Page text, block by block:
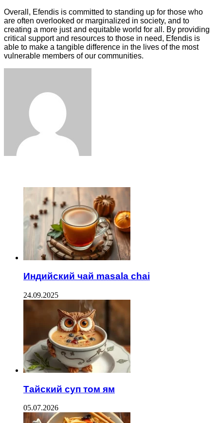
Overall, Efendis is committed to standing up for those who
are often overlooked or marginalized in society, and to
creating a more just and equitable world for all. By providing
critical support and resources to those in need, Efendis is
able to make a tangible difference in the lives of the most
vulnerable members of our communities.
Индийский чай masala chai
24.09.2025
Тайский суп том ям
05.07.2026